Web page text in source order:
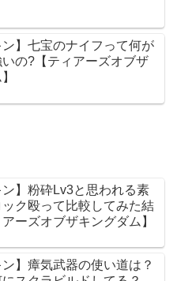
ン】七宝のナイフって何が
の?【ティアーズオブザ
ン】粉砕Lv3と思われる素
ク殴って比較してみた結
ーズオブザキングダム】
ン】瘴気武器の使い道は？